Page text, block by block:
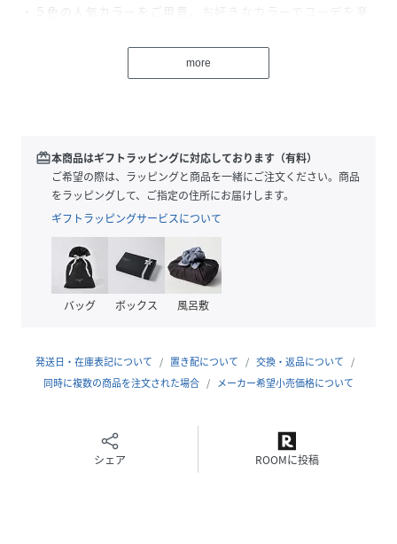
・５色の人気カラーをご用意。お好きなカラーでコーデを楽
レディース
素材 亜鉛合金/エポキシ樹脂/真鍮/鉄/ガラス
サイズ FREE
NP3928_00072511200022
(00072511200022-00-00 NP3928
more
redeem本商品はギフトラッピングに対応しております（有料）
ご希望の際は、ラッピングと商品を一緒にご注文ください。商品
をラッピングして、ご指定の住所にお届けします。
ギフトラッピングサービスについて
バッグ ボックス 風呂敷
発送日・在庫表記について 置き配について
交換・返品について
同時に複数の商品を注文された場合
メーカー希望小売価格について
シェア ROOMに投稿